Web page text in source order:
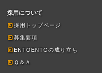
採用について
採用トップページ
募集要項
ENTOENTOの成り立ち
Ｑ＆Ａ